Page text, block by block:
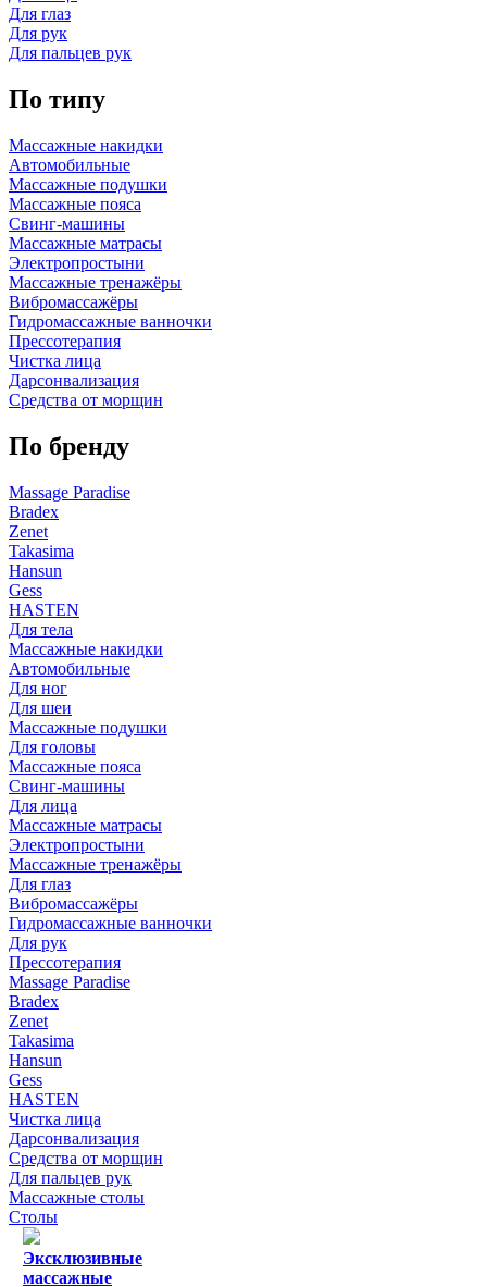
Для глаз
Для рук
Для пальцев рук
По типу
Массажные накидки
Автомобильные
Массажные подушки
Массажные пояса
Свинг-машины
Массажные матрасы
Электропростыни
Массажные тренажёры
Вибромассажёры
Гидромассажные ванночки
Прессотерапия
Чистка лица
Дарсонвализация
Средства от морщин
По бренду
Massage Paradise
Bradex
Zenet
Takasima
Hansun
Gess
HASTEN
Для тела
Массажные накидки
Автомобильные
Для ног
Для шеи
Массажные подушки
Для головы
Массажные пояса
Свинг-машины
Для лица
Массажные матрасы
Электропростыни
Массажные тренажёры
Для глаз
Вибромассажёры
Гидромассажные ванночки
Для рук
Прессотерапия
Massage Paradise
Bradex
Zenet
Takasima
Hansun
Gess
HASTEN
Чистка лица
Дарсонвализация
Средства от морщин
Для пальцев рук
Массажные столы
Столы
Эксклюзивные
массажные